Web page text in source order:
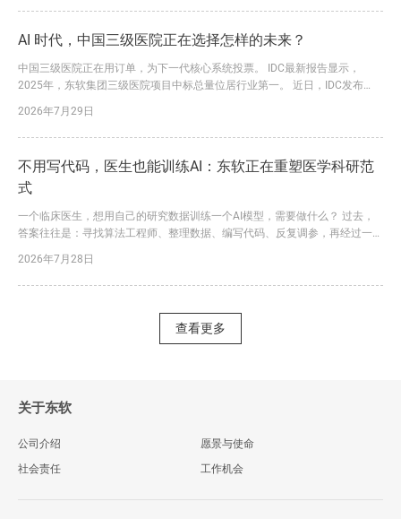
过程。 在工作人员指导下，申请人通过移动端录入案情和诉求、上传相关材
AI 时代，中国三级医院正在选择怎样的未来？
中国三级医院正在用订单，为下一代核心系统投票。 IDC最新报告显示，
2025年，东软集团三级医院项目中标总量位居行业第一。 近日，IDC发布
借大量三级医院落地订单，进一步巩固了在该领域的领先优势。 这一结论背
后，是东软三十余年深耕医疗健康行业的长期积累，更是其行业理解、技术创
2026年7月29日
不用写代码，医生也能训练AI：东软正在重塑医学科研范
式
一个临床医生，想用自己的研究数据训练一个AI模型，需要做什么？ 过去，
答案往往是：寻找算法工程师、整理数据、编写代码、反复调参，再经过一轮
不罕见。更大的问题是，数据处理、特征提取、统计分析和模型训练往往分散
在不同工具中，数据在多个系统之间反复导入导出，不仅容易出错，也让研究
2026年7月28日
查看更多
关于东软
公司介绍
愿景与使命
社会责任
工作机会